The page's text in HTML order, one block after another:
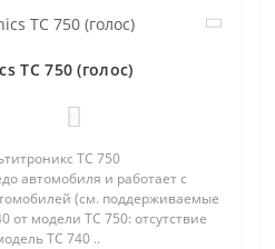
TC 750 (голос)
TC 750
автомобиля и работает с
(см. поддерживаемые
от модели TC 750: отсутствие
TC 740 ..